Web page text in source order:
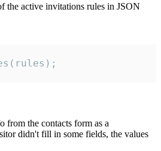
the active invitations rules in JSON
from the contacts form as a
didn't fill in some fields, the values